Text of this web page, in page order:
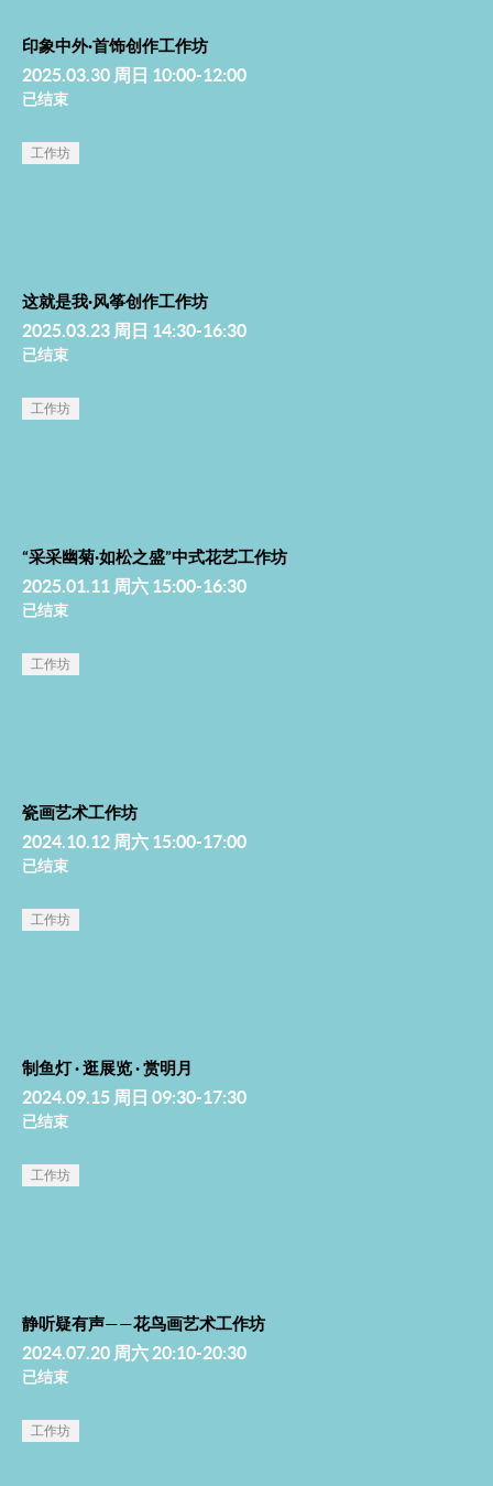
印象中外·首饰创作工作坊
2025.03.30 周日 10:00-12:00
已结束
工作坊
这就是我·风筝创作工作坊
2025.03.23 周日 14:30-16:30
已结束
工作坊
“采采幽菊·如松之盛”中式花艺工作坊
2025.01.11 周六 15:00-16:30
已结束
工作坊
瓷画艺术工作坊
2024.10.12 周六 15:00-17:00
已结束
工作坊
制鱼灯 · 逛展览 · 赏明月
2024.09.15 周日 09:30-17:30
已结束
工作坊
静听疑有声——花鸟画艺术工作坊
2024.07.20 周六 20:10-20:30
已结束
工作坊